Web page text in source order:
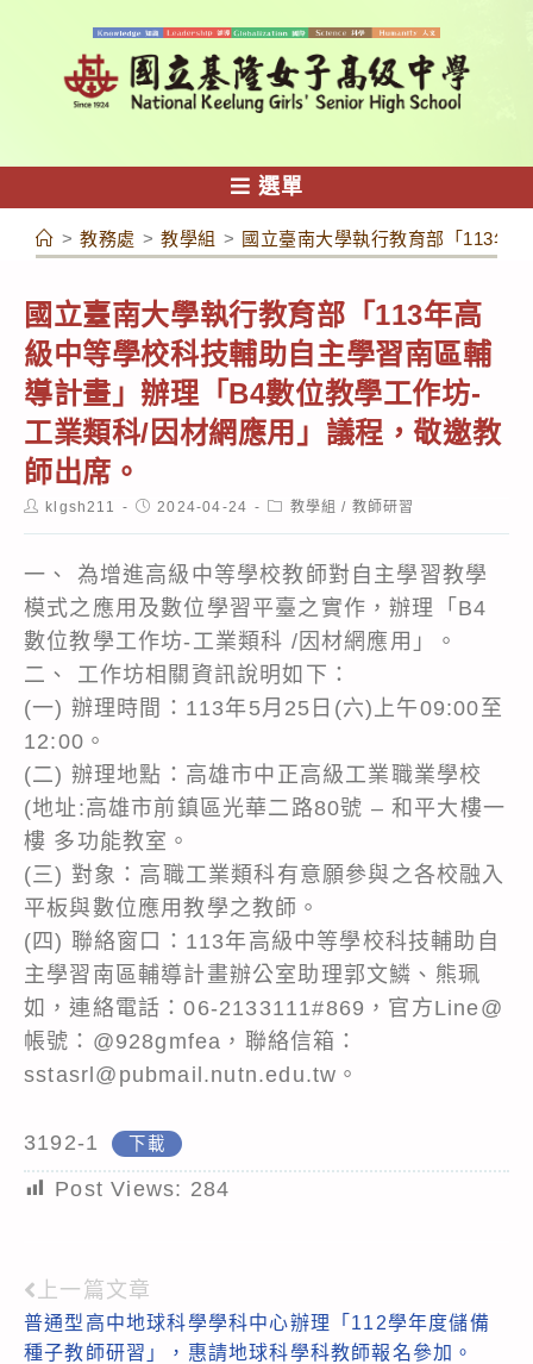
容
選單
> 教務處 > 教學組 > 國立臺南大學執行教育部「113年
國立臺南大學執行教育部「113年高
級中等學校科技輔助自主學習南區輔
導計畫」辦理「B4數位教學工作坊-
工業類科/因材網應用」議程，敬邀教
師出席。
Postklgsh211
Post2024-04-24
Post教學組 / 教師研習
一、 為增進高級中等學校教師對自主學習教學
模式之應用及數位學習平臺之實作，辦理「B4
數位教學工作坊-工業類科 /因材網應用」。
二、 工作坊相關資訊說明如下：
(一) 辦理時間：113年5月25日(六)上午09:00至
12:00。
(二) 辦理地點：高雄市中正高級工業職業學校
(地址:高雄市前鎮區光華二路80號 – 和平大樓一
樓 多功能教室。
(三) 對象：高職工業類科有意願參與之各校融入
平板與數位應用教學之教師。
(四) 聯絡窗口：113年高級中等學校科技輔助自
主學習南區輔導計畫辦公室助理郭文鱗、熊珮
如，連絡電話：06-2133111#869，官方Line@
帳號：@928gmfea，聯絡信箱：
sstasrl@pubmail.nutn.edu.tw。
3192-1 下載
Post Views: 284
Read
more
上一篇文章
普通型高中地球科學學科中心辦理「112學年度儲備
種子教師研習」，惠請地球科學科教師報名參加。